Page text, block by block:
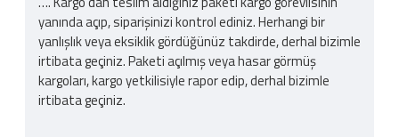
yanında açıp, siparişinizi kontrol ediniz. Herhangi bir
yanlışlık veya eksiklik gördüğünüz takdirde, derhal bizimle
irtibata geçiniz. Paketi açılmış veya hasar görmüş
kargoları, kargo yetkilisiyle rapor edip, derhal bizimle
irtibata geçiniz.